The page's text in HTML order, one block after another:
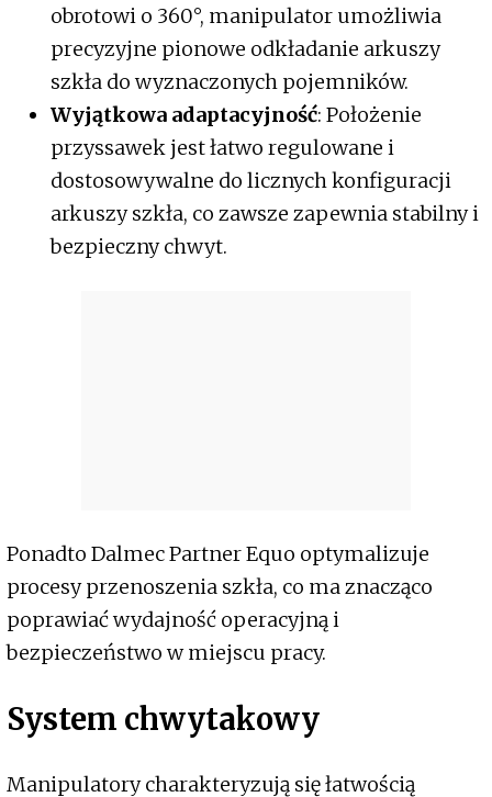
obrotowi o 360°, manipulator umożliwia
precyzyjne pionowe odkładanie arkuszy
szkła do wyznaczonych pojemników.
Wyjątkowa adaptacyjność: Położenie
przyssawek jest łatwo regulowane i
dostosowywalne do licznych konfiguracji
arkuszy szkła, co zawsze zapewnia stabilny i
bezpieczny chwyt.
Ponadto Dalmec Partner Equo optymalizuje
procesy przenoszenia szkła, co ma znacząco
poprawiać wydajność operacyjną i
bezpieczeństwo w miejscu pracy.
System chwytakowy
Manipulatory charakteryzują się łatwością